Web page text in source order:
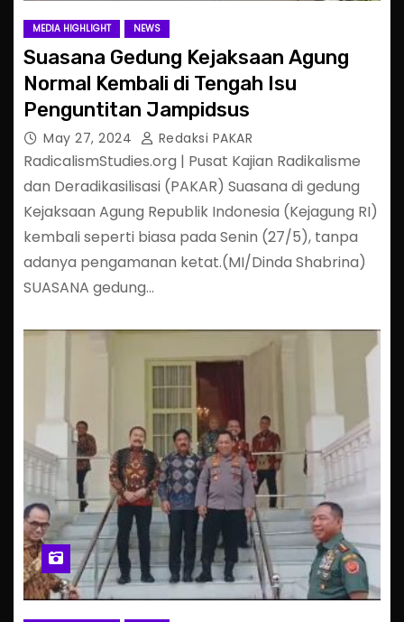
MEDIA HIGHLIGHT NEWS
Suasana Gedung Kejaksaan Agung
Normal Kembali di Tengah Isu
Penguntitan Jampidsus
May 27, 2024 Redaksi PAKAR
RadicalismStudies.org | Pusat Kajian Radikalisme
dan Deradikasilisasi (PAKAR) Suasana di gedung
Kejaksaan Agung Republik Indonesia (Kejagung RI)
kembali seperti biasa pada Senin (27/5), tanpa
adanya pengamanan ketat.(MI/Dinda Shabrina)
SUASANA gedung…